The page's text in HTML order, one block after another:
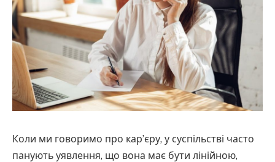
Коли ми говоримо про кар’єру, у суспільстві часто
панують уявлення, що вона має бути лінійною,